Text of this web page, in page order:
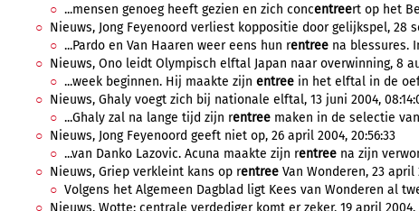
...mensen genoeg heeft gezien en zich concentreert op het
Nieuws, Jong Feyenoord verliest koppositie door gelijkspel, 28
...Pardo en Van Haaren weer eens hun rentree na blessures.
Nieuws, Ono leidt Olympisch elftal Japan naar overwinning, 8
...week beginnen. Hij maakte zijn entree in het elftal in de
Nieuws, Ghaly voegt zich bij nationale elftal, 13 juni 2004,
...Ghaly zal na lange tijd zijn rentree maken in de selectie
Nieuws, Jong Feyenoord geeft niet op, 26 april 2004, 20:56:33
...van Danko Lazovic. Acuna maakte zijn rentree na zijn
Nieuws, Griep verkleint kans op rentree Van Wonderen, 23 april
Volgens het Algemeen Dagblad ligt Kees van Wonderen al
Nieuws, Wotte: centrale verdediger komt er zeker, 19 april 2004,